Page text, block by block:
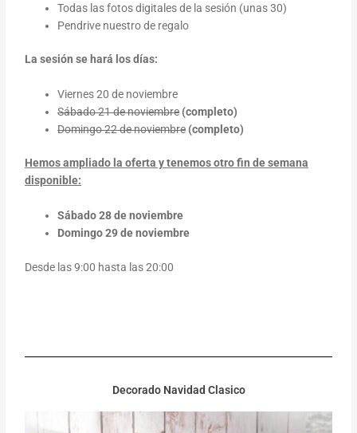
Todas las fotos digitales de la sesión (unas 30)
Pendrive nuestro de regalo
La sesión se hará los días:
Viernes 20 de noviembre
Sábado 21 de noviembre (completo)
Domingo 22 de noviembre (completo)
Hemos ampliado la oferta y tenemos otro fin de semana
disponible:
Sábado 28 de noviembre
Domingo 29 de noviembre
Desde las 9:00 hasta las 20:00
Decorado Navidad Clasico